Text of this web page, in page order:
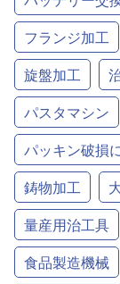
フランジ加工
旋盤加工
パスタマシン
パッキン破損
鋳物加工
量産用治工具
食品製造機械